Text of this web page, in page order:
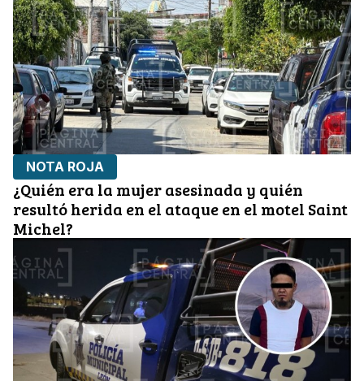
NOTA ROJA
¿Quién era la mujer asesinada y quién
resultó herida en el ataque en el motel Saint
Michel?